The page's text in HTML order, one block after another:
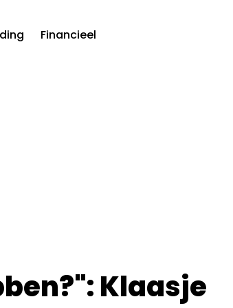
Financieel
Klaasje